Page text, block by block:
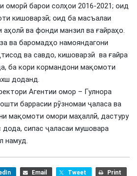
оморӣ барои солҳои 2016-2021; оид
кишоварзӣ; оид ба масъалаи
аҳолӣ ва фонди манзил ва ғайраҳо.
ва баромадҳо намояндагони
ва савдо, кишоварзӣ ва ғайра
ба кори кормандони мақомоти
доданд.
Агентии омор – Гулнора
баррасии рӯзномаи ҷаласа ва
мақомоти омори маҳаллӣ, дастуру
сипас ҷаласаи мушовара
намуд.
Email Tweet Print